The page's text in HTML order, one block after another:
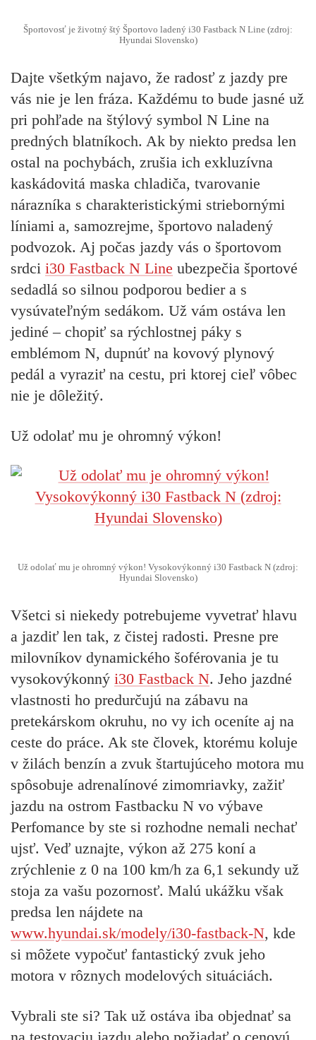
Športovosť je životný štý Športovo ladený i30 Fastback N Line (zdroj:
Hyundai Slovensko)
Dajte všetkým najavo, že radosť z jazdy pre
vás nie je len fráza. Každému to bude jasné už
pri pohľade na štýlový symbol N Line na
predných blatníkoch. Ak by niekto predsa len
ostal na pochybách, zrušia ich exkluzívna
kaskádovitá maska chladiča, tvarovanie
nárazníka s charakteristickými striebornými
líniami a, samozrejme, športovo naladený
podvozok. Aj počas jazdy vás o športovom
srdci i30 Fastback N Line ubezpečia športové
sedadlá so silnou podporou bedier a s
vysúvateľným sedákom. Už vám ostáva len
jediné – chopiť sa rýchlostnej páky s
emblémom N, dupnúť na kovový plynový
pedál a vyraziť na cestu, pri ktorej cieľ vôbec
nie je dôležitý.
Už odolať mu je ohromný výkon!
Už odolať mu je ohromný výkon! Vysokovýkonný i30 Fastback N (zdroj:
Hyundai Slovensko)
Všetci si niekedy potrebujeme vyvetrať hlavu
a jazdiť len tak, z čistej radosti. Presne pre
milovníkov dynamického šoférovania je tu
vysokovýkonný i30 Fastback N. Jeho jazdné
vlastnosti ho predurčujú na zábavu na
pretekárskom okruhu, no vy ich oceníte aj na
ceste do práce. Ak ste človek, ktorému koluje
v žilách benzín a zvuk štartujúceho motora mu
spôsobuje adrenalínové zimomriavky, zažiť
jazdu na ostrom Fastbacku N vo výbave
Perfomance by ste si rozhodne nemali nechať
ujsť. Veď uznajte, výkon až 275 koní a
zrýchlenie z 0 na 100 km/h za 6,1 sekundy už
stoja za vašu pozornosť. Malú ukážku však
predsa len nájdete na
www.hyundai.sk/modely/i30-fastback-N, kde
si môžete vypočuť fantastický zvuk jeho
motora v rôznych modelových situáciách.
Vybrali ste si? Tak už ostáva iba objednať sa